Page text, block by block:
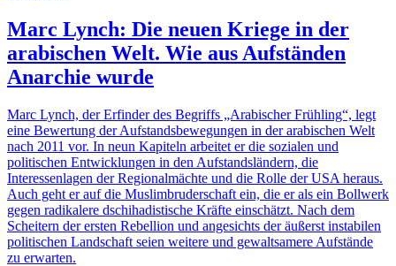
Marc Lynch: Die neuen Kriege in der
arabischen Welt. Wie aus Aufständen
Anarchie wurde
Marc Lynch, der Erfinder des Begriffs „Arabischer Frühling“, legt
eine Bewertung der Aufstandsbewegungen in der arabischen Welt
nach 2011 vor. In neun Kapiteln arbeitet er die sozialen und
politischen Entwicklungen in den Aufstandsländern, die
Interessenlagen der Regionalmächte und die Rolle der USA heraus.
Auch geht er auf die Muslimbruderschaft ein, die er als ein Bollwerk
gegen radikalere dschihadistische Kräfte einschätzt. Nach dem
Scheitern der ersten Rebellion und angesichts der äußerst instabilen
politischen Landschaft seien weitere und gewaltsamere Aufstände
zu erwarten.